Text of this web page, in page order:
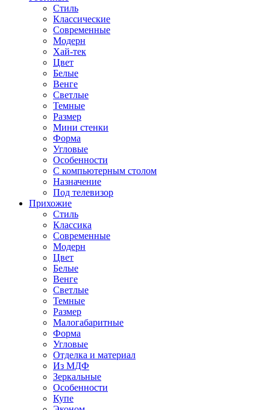
Стиль
Классические
Современные
Модерн
Хай-тек
Цвет
Белые
Венге
Светлые
Темные
Размер
Мини стенки
Форма
Угловые
Особенности
С компьютерным столом
Назначение
Под телевизор
Прихожие
Стиль
Классика
Современные
Модерн
Цвет
Белые
Венге
Светлые
Темные
Размер
Малогабаритные
Форма
Угловые
Отделка и материал
Из МДФ
Зеркальные
Особенности
Купе